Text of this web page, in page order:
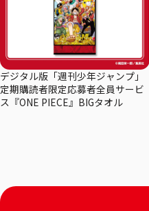
デジタル版「週刊少年ジャンプ」
定期購読者限定応募者全員サービ
ス『ONE PIECE』BIGタオル